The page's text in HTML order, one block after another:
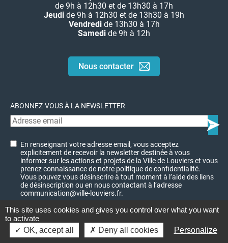
de 9h à 12h30 et de 13h30 à 17h
Jeudi de 9h à 12h30 et de 13h30 à 19h
Vendredide 13h30 à 17h
Samedi de 9h à 12h
Nous contacter
ABONNEZ-VOUS À LA NEWSLETTER
En renseignant votre adresse email, vous acceptez
explicitement de recevoir la newsletter destinée à vous
informer sur les actions et projets de la Ville de Louviers et vous
prenez connaissance de notre politique de confidentialité.
Vous pouvez vous désinscrire à tout moment à l’aide des liens
de désinscription ou en nous contactant à l’adresse
communication@ville-louviers.fr.
© Ville de Louviers - 2023
Charte graphique
Mentions légales
Plan du site Politique de confidentialité
This site uses cookies and gives you control over what you want
to activate
OK, accept all
Deny all cookies Personalize